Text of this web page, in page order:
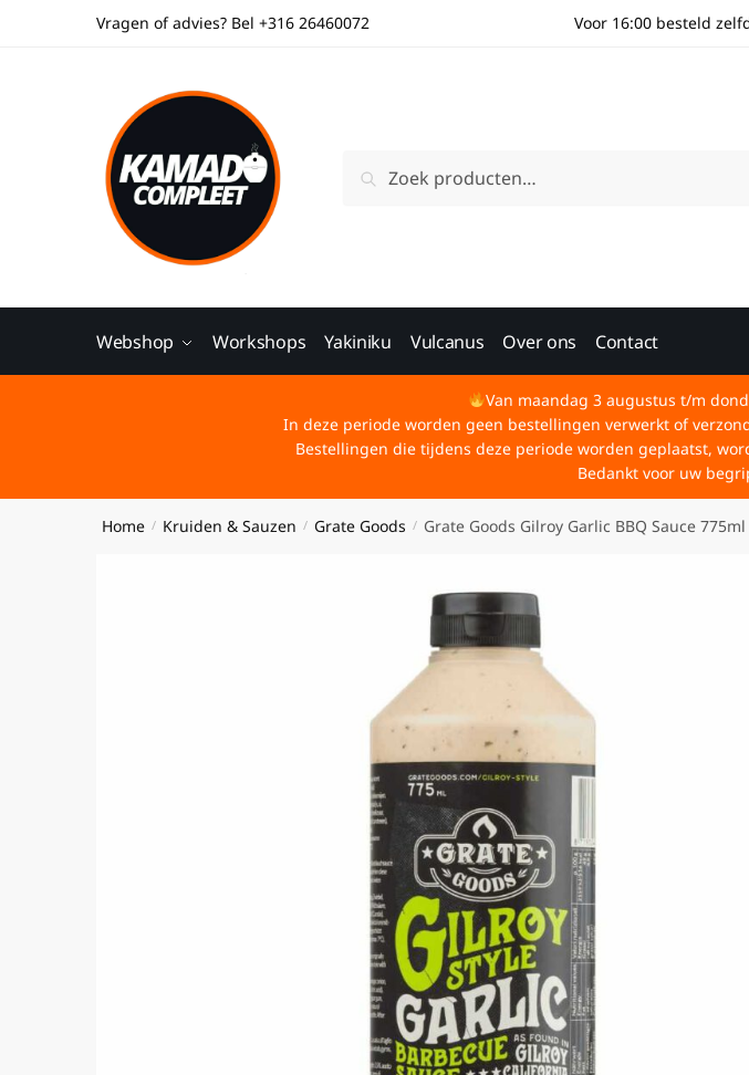
Vragen of advies? Bel +316 26460072 Voor 16:00 besteld
Zoeken
Webshop Workshops Yakiniku Vulcanus Over ons Contact
Van maandag 3 augustus t/m
In deze periode worden geen bestellingen verwerkt of
Bestellingen die tijdens deze periode worden geplaatst,
Bedankt voor uw
Home / Kruiden & Sauzen / Grate Goods / Grate Goods Gilroy Garlic BBQ Sauce 775ml